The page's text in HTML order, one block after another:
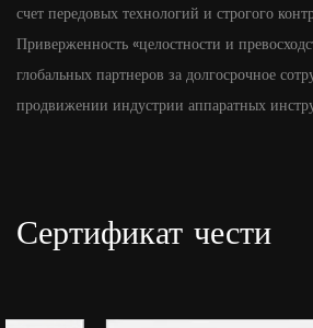
счет передовых технологий и строгого
Приверженность «целостности и
глобальных партнеров за долгосрочное
продвижении индустрии аппаратных
Сертификат чести